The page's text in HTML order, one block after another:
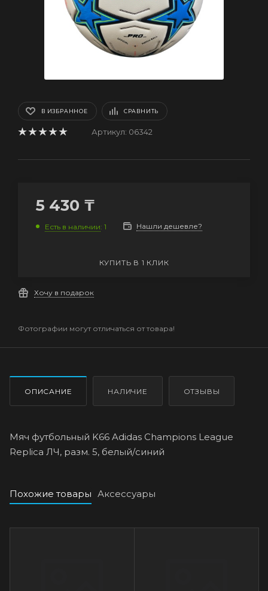
В ИЗБРАННОЕ СРАВНИТЬ
Артикул: 06342
5 430 ₸
Есть в наличии: 1 Нашли дешевле?
КУПИТЬ В 1 КЛИК
Хочу в подарок
Фотографии могут отличаться от товара!
ОПИСАНИЕ НАЛИЧИЕ ОТЗЫВЫ
Мяч футбольный K66 Adidas Champions League
Replica ЛЧ, разм. 5, белый/синий
Похожие товары Аксессуары